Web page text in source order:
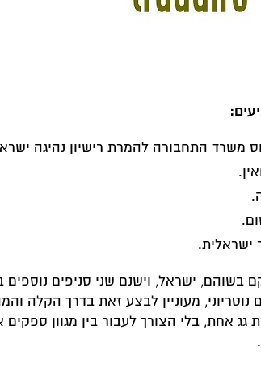
משרד התחבורה להמרת רישיון נהיגה
ישראלית.
בשוהם, ישראל, וישנם שני סניפים נוספים
מעוניין לבצע זאת בדרך הקלה
גג אחת, בלי הצורך לעבור בין מגוון